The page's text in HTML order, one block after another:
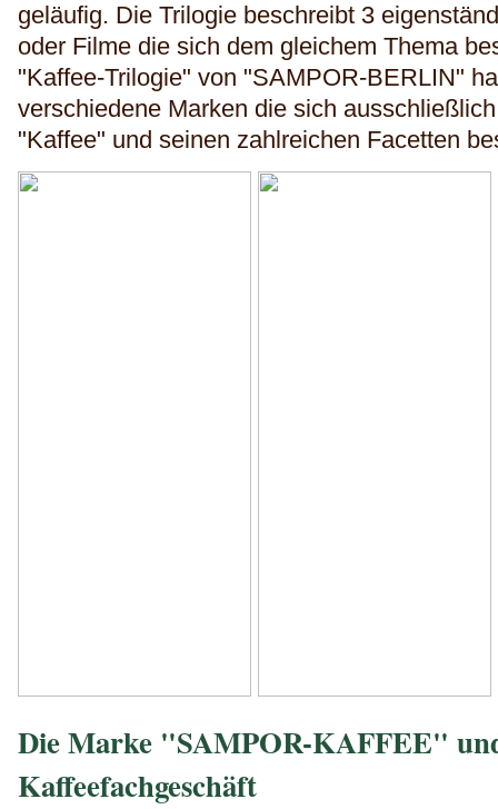
geläufig. Die Trilogie beschreibt 3
oder Filme die sich dem gleichem Thema
"Kaffee-Trilogie" von "SAMPOR-BERLIN"
verschiedene Marken die sich
"Kaffee" und seinen zahlreichen Facetten
Die Marke "SAMPOR-KAFFEE"
Kaffeefachgeschäft